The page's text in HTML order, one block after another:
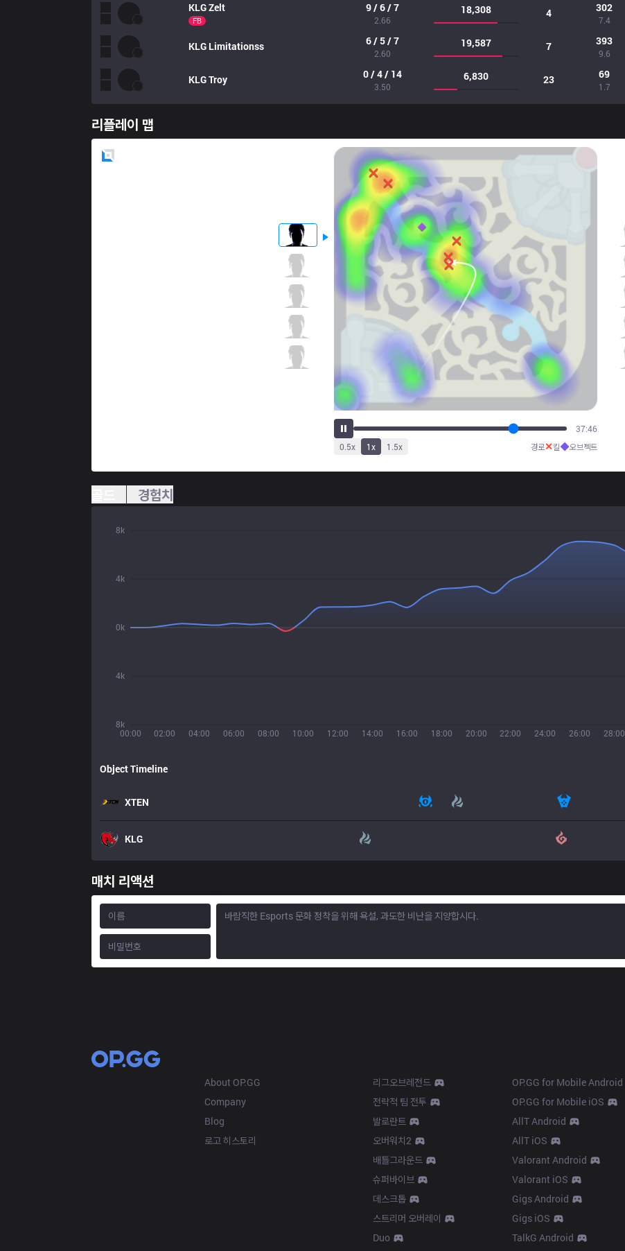
KLGZelt
FB
9 / 6 / 7
2.66
18,308 4 302
7.4
KLG Limitationss 6 / 5 / 7
2.60
19,587 7 393
9.6
KLGTroy 0 / 4 / 14
3.50
6,830 23 69
1.7
리플레이 맵
39:34
0.5x 1x 1.5x 경로✕킬◆오브젝트
경험치
00:00 02:00 04:00 06:00 08:00 10:00 12:00 14:00 16:00 18:00 20:00 22:00 24:00 26:00 28:00
8k
4k
0k
4k
8k
Object Timeline
XTEN
KLG
매치 리액션
About OP.GG
Company
Blog
로고 히스토리
리그오브레전드
전략적 팀 전투
발로란트
오버워치2
배틀그라운드
슈퍼바이브
데스크톱
스트리머 오버레이
Duo
OP.GG for Mobile Android
OP.GG for Mobile iOS
AllT Android
AllT iOS
Valorant Android
Valorant iOS
Gigs Android
Gigs iOS
TalkG Android